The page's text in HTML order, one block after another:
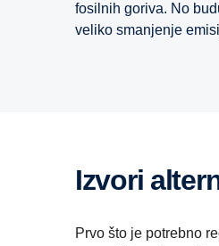
fosilnih goriva. No
veliko smanjenje
Izvori
Prvo što je potrebno